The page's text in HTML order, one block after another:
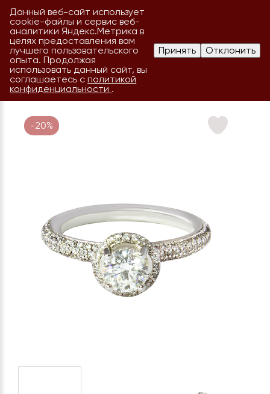
-20%
Данный веб-сайт использует
cookie-файлы и сервис веб-
аналитики Яндекс.Метрика в
целях предоставления вам
лучшего пользовательского
опыта. Продолжая
использовать данный сайт, вы
соглашаетесь сполитикой
конфиденциальности .
Принять Отклонить